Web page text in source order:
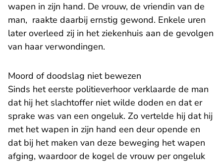
wapen in zijn hand. De vrouw, de vriendin van de
man, raakte daarbij ernstig gewond. Enkele uren
later overleed zij in het ziekenhuis aan de gevolgen
van haar verwondingen.
Moord of doodslag niet bewezen
Sinds het eerste politieverhoor verklaarde de man
dat hij het slachtoffer niet wilde doden en dat er
sprake was van een ongeluk. Zo vertelde hij dat hij
met het wapen in zijn hand een deur opende en
dat bij het maken van deze beweging het wapen
afging, waardoor de kogel de vrouw per ongeluk